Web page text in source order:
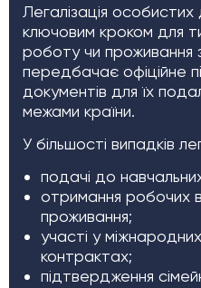
Легалізація особистих
ключовим кроком для
роботу чи
передбачає офіційне
документів для їх
межами країни.
У більшості випадків
подачі до
отримання робочих
проживання;
участі у
контрактах;
підтвердження